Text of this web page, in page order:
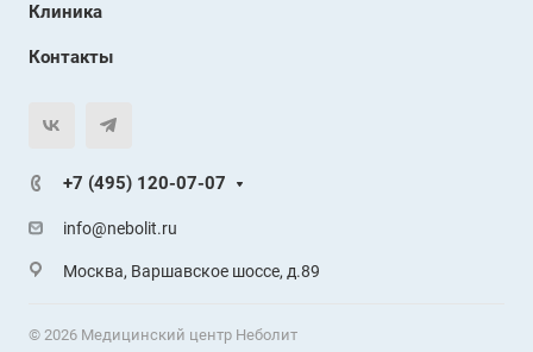
Клиника
Контакты
+7 (495) 120-07-07
info@nebolit.ru
Москва, Варшавское шоссе, д.89
© 2026 Медицинский центр Неболит